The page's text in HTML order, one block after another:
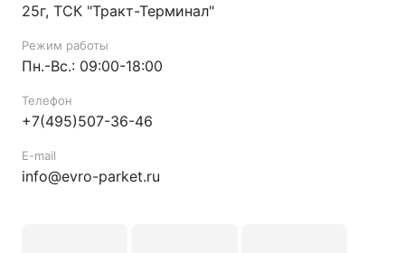
25г, ТСК "Тракт-Терминал"
Режим работы
Пн.-Вс.: 09:00-18:00
Телефон
+7(495)507-36-46
E-mail
info@evro-parket.ru